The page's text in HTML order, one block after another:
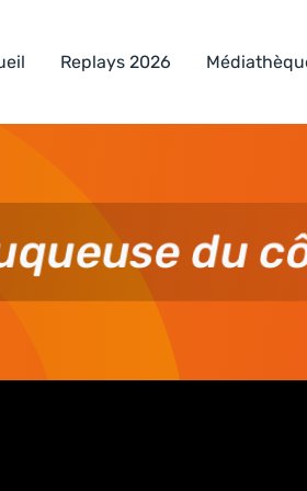
Replays 2026
du